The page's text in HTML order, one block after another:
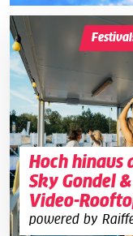
Hoch hinaus
Sky Gondel &
Video-
powered by